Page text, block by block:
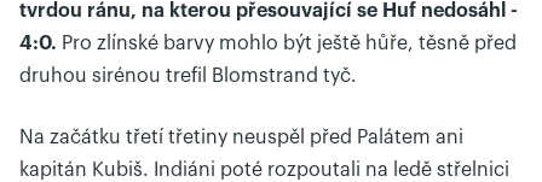
tvrdou ránu, na kterou přesouvající se Huf nedosáhl -
4:0. Pro zlínské barvy mohlo být ještě hůře, těsně před
druhou sirénou trefil Blomstrand tyč.
Na začátku třetí třetiny neuspěl před Palátem ani
kapitán Kubiš. Indiáni poté rozpoutali na ledě střelnici